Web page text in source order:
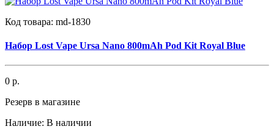
Код товара: md-1830
Набор Lost Vape Ursa Nano 800mAh Pod Kit Royal Blue
0 р.
Резерв в магазине
Наличие: В наличии